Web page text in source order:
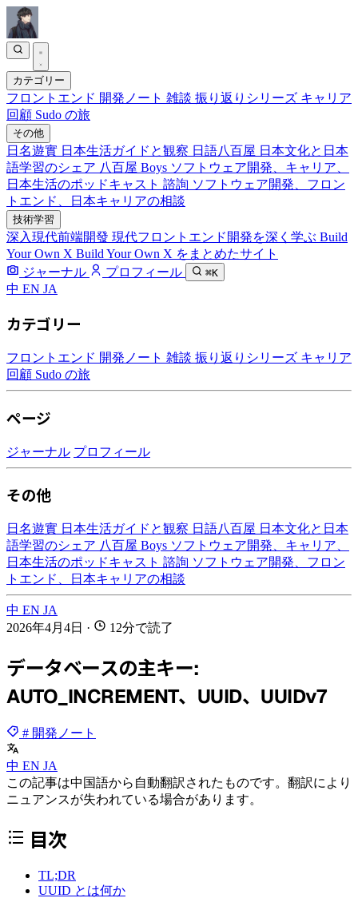
カテゴリー
フロントエンド 開発ノート 雑談 振り返りシリーズ キャリア
回顧 Sudo の旅
その他
日名遊實 日本生活ガイドと観察 日語八百屋 日本文化と日本
語学習のシェア 八百屋 Boys ソフトウェア開発、キャリア、
日本生活のポッドキャスト 諮詢 ソフトウェア開発、フロン
トエンド、日本キャリアの相談
技術学習
深入現代前端開發 現代フロントエンド開発を深く学ぶ Build
Your Own X Build Your Own X をまとめたサイト
ジャーナル
プロフィール ⌘K
中 EN JA
カテゴリー
フロントエンド 開発ノート 雑談 振り返りシリーズ キャリア
回顧 Sudo の旅
ページ
ジャーナル プロフィール
その他
日名遊實 日本生活ガイドと観察 日語八百屋 日本文化と日本
語学習のシェア 八百屋 Boys ソフトウェア開発、キャリア、
日本生活のポッドキャスト 諮詢 ソフトウェア開発、フロン
トエンド、日本キャリアの相談
中 EN JA
2026年4月4日 · 12分で読了
データベースの主キー:
AUTO_INCREMENT、UUID、UUIDv7
# 開発ノート
中 EN JA
この記事は中国語から自動翻訳されたものです。翻訳により
ニュアンスが失われている場合があります。
目次
TL;DR
UUID とは何か